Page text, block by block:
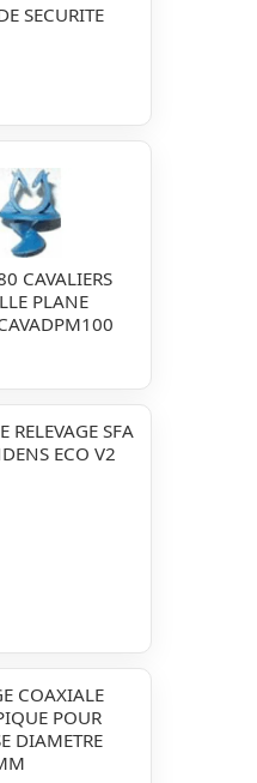
SECURITE
CAVALIERS
PLANE
RELEVAGE SFA
ECO V2
COAXIALE
POUR
DIAMETRE